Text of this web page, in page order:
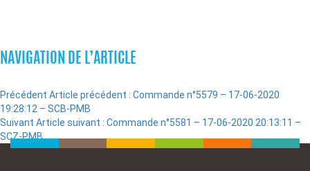
NAVIGATION DE L’ARTICLE
Précédent Article précédent : Commande n°5579 – 17-06-2020
19:28:12 – SCB-PMB
Suivant Article suivant : Commande n°5581 – 17-06-2020 20:13:11 –
SCZ-PMB